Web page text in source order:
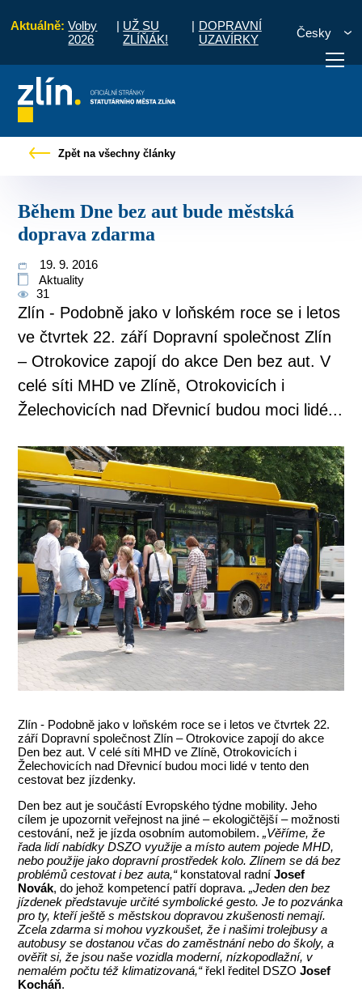
Aktuálně: Volby
2026
| UŽ SU
ZLÍŇÁK!
| DOPRAVNÍ
UZAVÍRKY
Česky
vyřídit Potřebuji zaplatit
Zpět na všechny články
Během Dne bez aut bude městská
doprava zdarma
19. 9. 2016
Aktuality
31
Zlín - Podobně jako v loňském roce se i letos
ve čtvrtek 22. září Dopravní společnost Zlín
– Otrokovice zapojí do akce Den bez aut. V
celé síti MHD ve Zlíně, Otrokovicích i
Želechovicích nad Dřevnicí budou moci lidé...
Zlín - Podobně jako v loňském roce se i letos ve čtvrtek 22.
září Dopravní společnost Zlín – Otrokovice zapojí do akce
Den bez aut. V celé síti MHD ve Zlíně, Otrokovicích i
Želechovicích nad Dřevnicí budou moci lidé v tento den
cestovat bez jízdenky.
Den bez aut je součástí Evropského týdne mobility. Jeho
cílem je upozornit veřejnost na jiné – ekologičtější – možnosti
cestování, než je jízda osobním automobilem.„Věříme, že
řada lidí nabídky DSZO využije a místo autem pojede MHD,
nebo použije jako dopravní prostředek kolo. Zlínem se dá bez
problémů cestovat i bez auta,“konstatoval radníJosef
Novák, do jehož kompetencí patří doprava. „Jeden den bez
jízdenek představuje určité symbolické gesto. Je to pozvánka
pro ty, kteří ještě s městskou dopravou zkušenosti nemají.
Zcela zdarma si mohou vyzkoušet, že i našimi trolejbusy a
autobusy se dostanou včas do zaměstnání nebo do školy, a
ověřit si, že jsou naše vozidla moderní, nízkopodlažní, v
nemalém počtu též klimatizovaná,“řekl ředitel DSZOJosef
Kocháň.